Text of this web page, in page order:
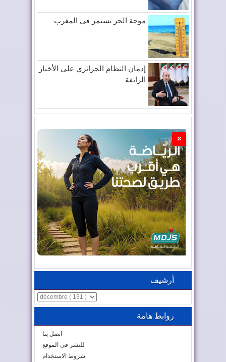
موجة الحر تستمر في المغرب
إدمان النظام الجزائري على الأخبار
الزائفة
×
أرشيف
روابط هامة
اتصل بنا
للنشر في الموقع
شروط الاستخدام